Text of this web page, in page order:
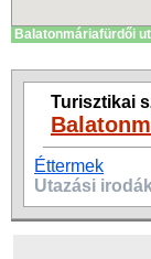
Balatonmáriafürdői
Turisztikai
Éttermek
Utazási